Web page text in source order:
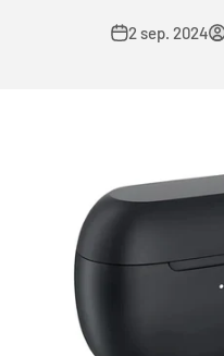
2 sep. 2024